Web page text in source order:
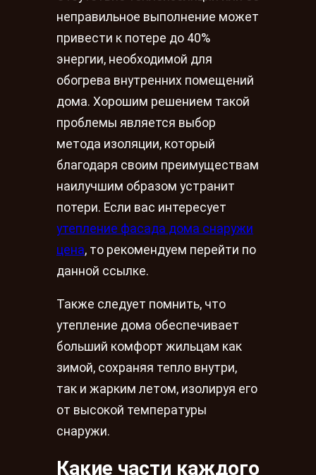
неправильное выполнение может
привести к потере до 40%
энергии, необходимой для
обогрева внутренних помещений
дома. Хорошим решением такой
проблемы является выбор
метода изоляции, который
благодаря своим преимуществам
наилучшим образом устранит
потери. Если вас интересует
утепление фасада дома снаружи
цена, то рекомендуем перейти по
данной ссылке.
Также следует помнить, что
утепление дома обеспечивает
больший комфорт жильцам как
зимой, сохраняя тепло внутри,
так и жарким летом, изолируя его
от высокой температуры
снаружи.
Какие части каждого